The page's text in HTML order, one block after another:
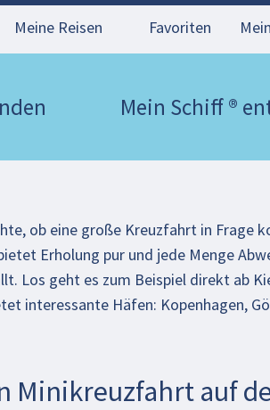
Meine Reisen Favoriten
Mein Schiff ®
ob eine große Kreuzfahrt in
Erholung pur und jede Menge
Los geht es zum Beispiel direkt ab
interessante Häfen: Kopenhagen,
Minikreuzfahrt auf